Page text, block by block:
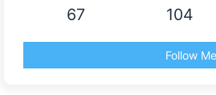
67 104
Follow Me